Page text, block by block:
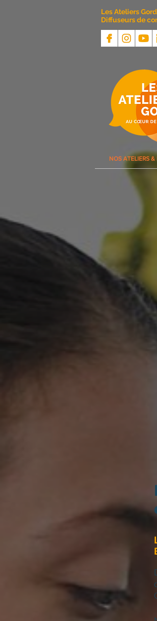
Les Ateliers
Diffuseurs de
NOS ATELIERS